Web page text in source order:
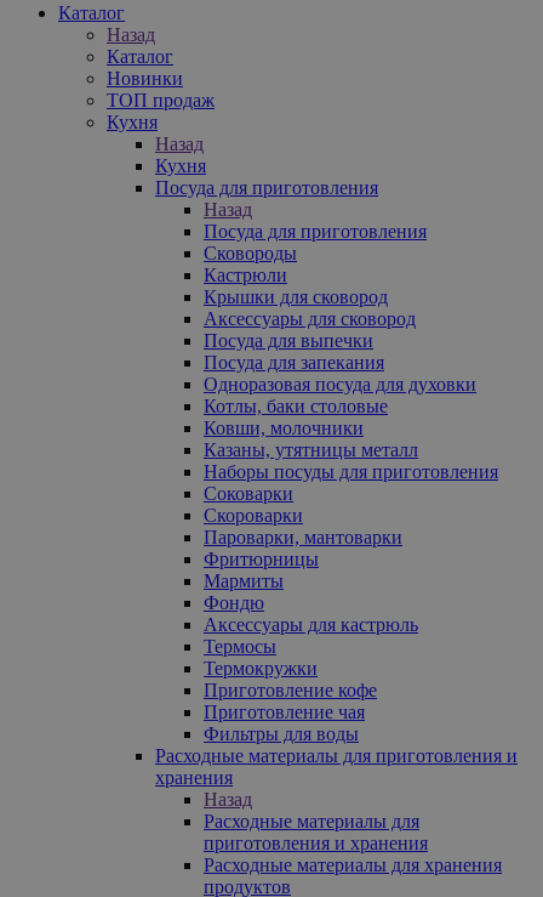
Каталог
Назад
Каталог
Новинки
ТОП продаж
Кухня
Назад
Кухня
Посуда для приготовления
Назад
Посуда для приготовления
Сковороды
Кастрюли
Крышки для сковород
Аксессуары для сковород
Посуда для выпечки
Посуда для запекания
Одноразовая посуда для духовки
Котлы, баки столовые
Ковши, молочники
Казаны, утятницы металл
Наборы посуды для приготовления
Соковарки
Скороварки
Пароварки, мантоварки
Фритюрницы
Мармиты
Фондю
Аксессуары для кастрюль
Термосы
Термокружки
Приготовление кофе
Приготовление чая
Фильтры для воды
Расходные материалы для приготовления и
хранения
Назад
Расходные материалы для
приготовления и хранения
Расходные материалы для хранения
продуктов